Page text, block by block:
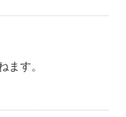
ます。